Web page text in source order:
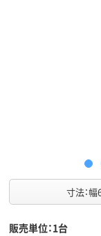
寸法：
販売単位：1台